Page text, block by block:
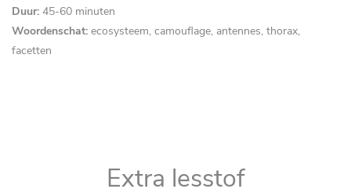
Duur: 45-60 minuten
Woordenschat: ecosysteem, camouflage, antennes, thorax,
facetten
Extra lesstof